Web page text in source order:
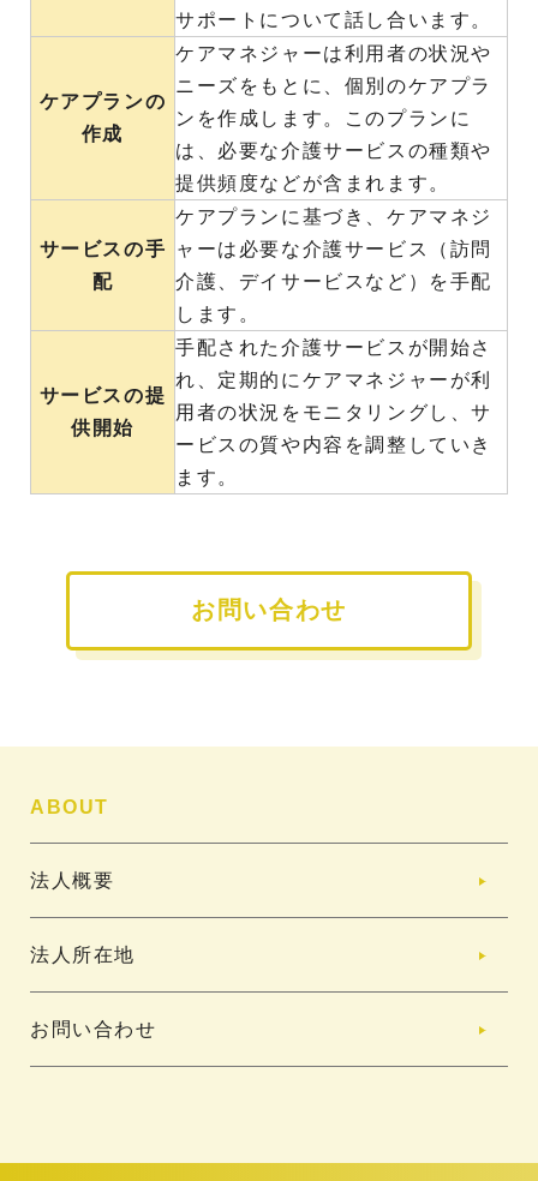
サポートについて話し合います。
ケアプランの
作成
ケアマネジャーは利用者の状況や
ニーズをもとに、個別のケアプラ
ンを作成します。このプランに
は、必要な介護サービスの種類や
提供頻度などが含まれます。
サービスの手
配
ケアプランに基づき、ケアマネジ
ャーは必要な介護サービス（訪問
介護、デイサービスなど）を手配
します。
サービスの提
供開始
手配された介護サービスが開始さ
れ、定期的にケアマネジャーが利
用者の状況をモニタリングし、サ
ービスの質や内容を調整していき
ます。
お問い合わせ
ABOUT
法人概要
法人所在地
お問い合わせ